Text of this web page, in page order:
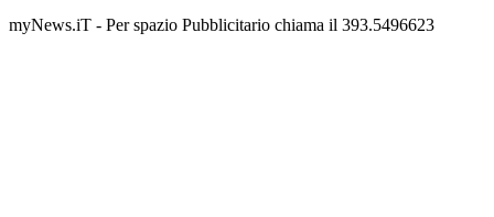
myNews.iT - Per spazio Pubblicitario chiama il 393.5496623